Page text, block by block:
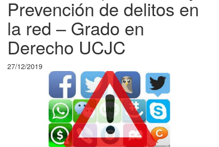
Prevención de delitos en
la red – Grado en
Derecho UCJC
27/12/2019